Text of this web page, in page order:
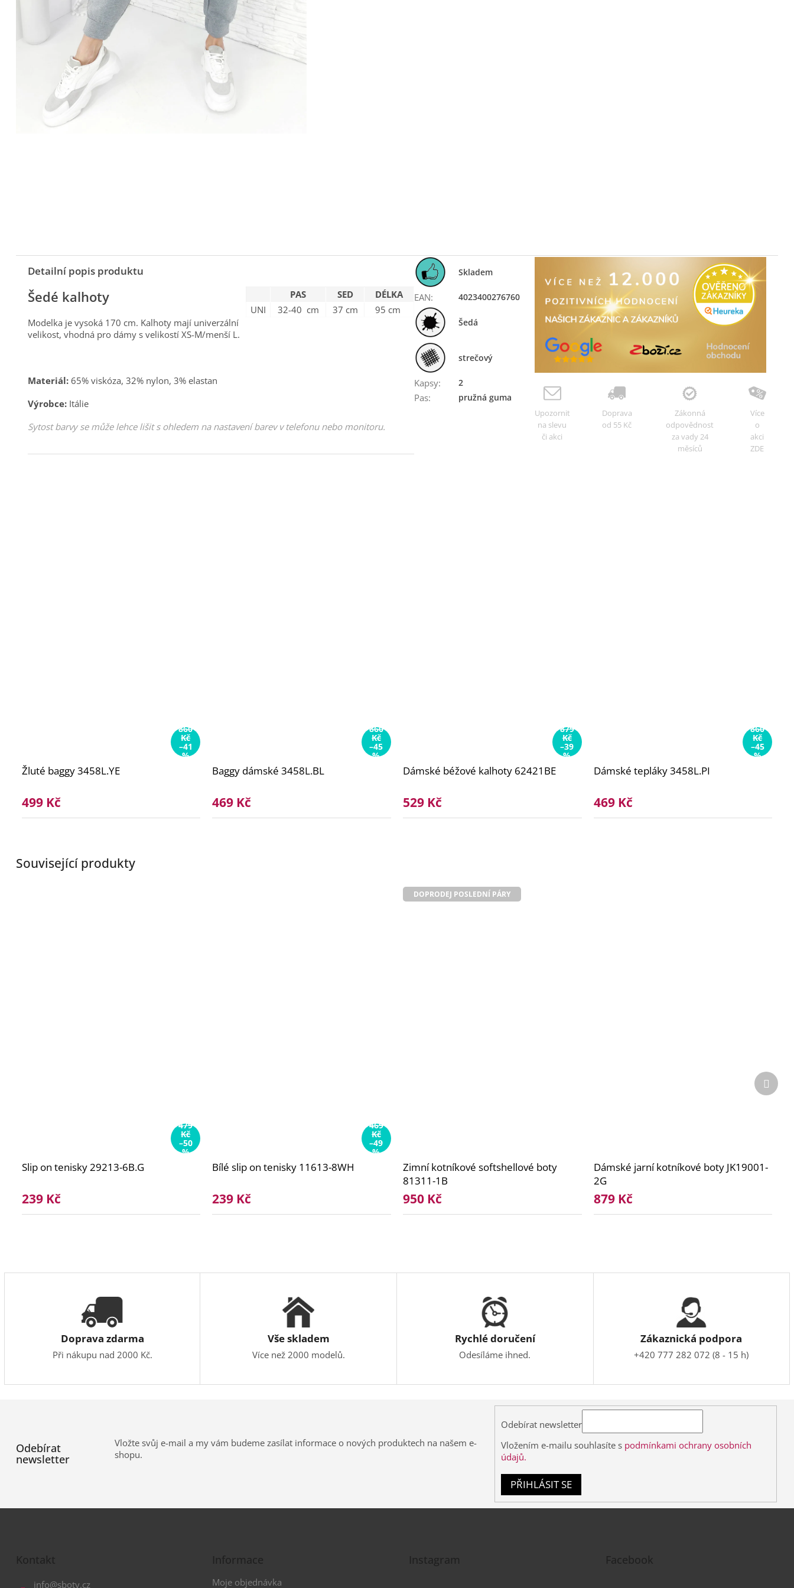
Související produkty
479
Kč
–50
%
Slip on tenisky 29213-6B.G
239 Kč
469
Kč
–49
%
Bílé slip on tenisky 11613-8WH
239 Kč
DOPRODEJ POSLEDNÍ PÁRY
Zimní kotníkové softshellové boty
81311-1B
950 Kč
Dámské jarní kotníkové boty JK19001-
2G
879 Kč
Další
Detailní popis produktu
PAS SED
DÉLKA
UNI
32-40 cm 37 cm 95 cm
Šedé kalhoty
Modelka je vysoká 170 cm. Kalhoty mají univerzální
velikost, vhodná pro dámy s velikostí XS-M/menší L.
Materiál:65% viskóza, 32% nylon, 3% elastan
Výrobce: Itálie
Sytost barvy se může lehce lišit s ohledem na nastavení barev v telefonu nebo monitoru.
Skladem
EAN: 4023400276760
Šedá
strečový
Kapsy: 2
Pas: pružná guma
Upozornit
na slevu
či akci
Doprava
od 55 Kč
Zákonná
odpovědnost
za vady 24
měsíců
Více
o
akci
ZDE
860
Kč
–41
%
Žluté baggy 3458L.YE
499 Kč
860
Kč
–45
%
Baggy dámské 3458L.BL
469 Kč
879
Kč
–39
%
Dámské béžové kalhoty 62421BE
529 Kč
860
Kč
–45
%
Dámské tepláky 3458L.PI
469 Kč
Doprava zdarma
Při nákupu nad 2000 Kč.
Vše skladem
Více než 2000 modelů.
Rychlé doručení
Odesíláme ihned.
Zákaznická podpora
+420 777 282 072 (8 - 15 h)
Odebírat
newsletter
Vložte svůj e-mail a my vám budeme zasílat informace o nových produktech na našem e-
shopu.
Odebírat newsletter
Vložením e-mailu souhlasíte s podmínkami ochrany osobních
údajů.
PŘIHLÁSIT SE
Kontakt
info@sboty.cz
Informace
Moje objednávka
Instagram Facebook